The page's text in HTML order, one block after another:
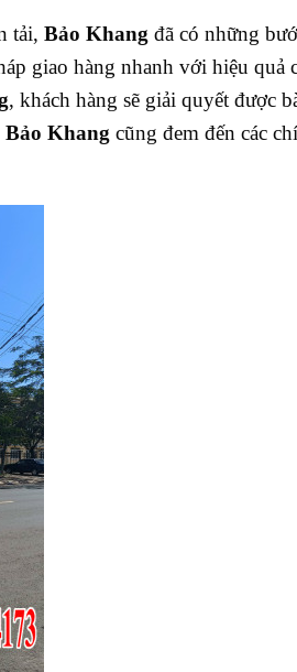
tải, Bảo Khang đã có những
giao hàng nhanh với hiệu quả
, khách hàng sẽ giải quyết được
Bảo Khang cũng đem đến các